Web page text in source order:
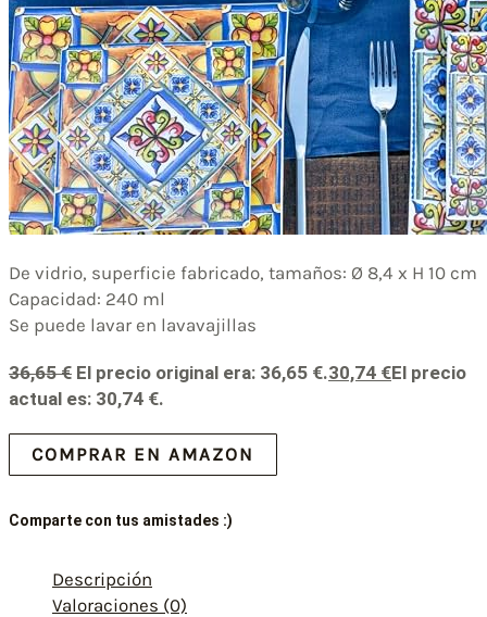
De vidrio, superficie fabricado, tamaños: Ø 8,4 x H 10 cm
Capacidad: 240 ml
Se puede lavar en lavavajillas
36,65€ El precio original era: 36,65 €.30,74 €El precio
actual es: 30,74 €.
COMPRAR EN AMAZON
Comparte con tus amistades :)
Descripción
Valoraciones (0)